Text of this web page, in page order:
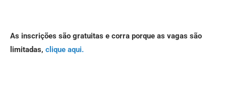
As inscrições são gratuitas e corra porque as vagas são
limitadas, clique aqui.